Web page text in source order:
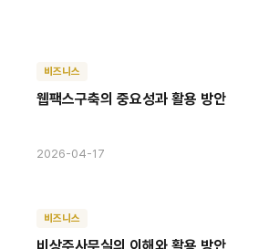
비즈니스
웹팩스구축의 중요성과 활용 방안
2026-04-17
비즈니스
비상주사무실의 이해와 활용 방안